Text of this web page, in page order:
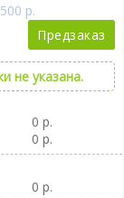
р.
Предзаказ
не указана.
0 р.
0 р.
0 р.